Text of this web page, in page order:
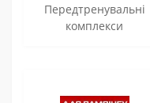
Передтренувальні
комплекси